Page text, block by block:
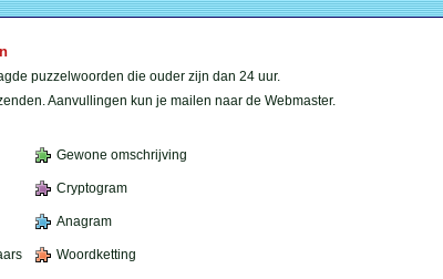
puzzelwoorden die ouder zijn dan 24 uur.
Aanvullingen kun je mailen naar de Webmaster.
Gewone omschrijving
Cryptogram
Anagram
Woordketting